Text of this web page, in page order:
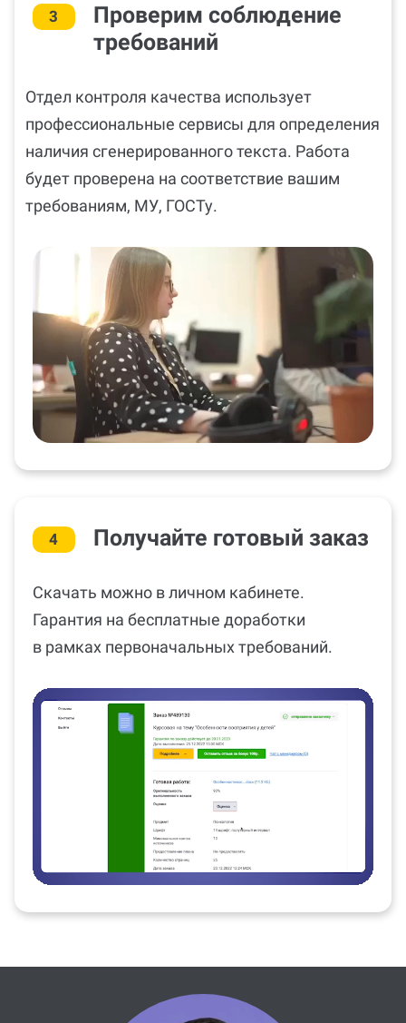
3
Проверим соблюдение
требований
Отдел контроля качества использует
профессиональные сервисы для определения
наличия сгенерированного текста. Работа
будет проверена на соответствие вашим
требованиям, МУ, ГОСТу.
4 Получайте готовый заказ
Скачать можно в личном кабинете.
Гарантия на бесплатные доработки
в рамках первоначальных требований.